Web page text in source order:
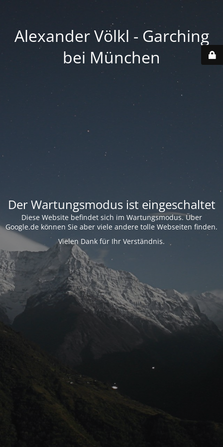
Alexander Völkl - Garching
bei München
Der Wartungsmodus ist eingeschaltet
Diese Website befindet sich im Wartungsmodus. Über
Google.de können Sie aber viele andere tolle Webseiten finden.
Vielen Dank für Ihr Verständnis.